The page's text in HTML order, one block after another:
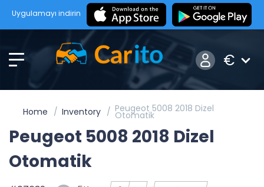
Uygulamayı indirin
€
Home Inventory Peugeot 5008 2018 Dizel
Otomatik
Peugeot 5008 2018 Dizel
Otomatik